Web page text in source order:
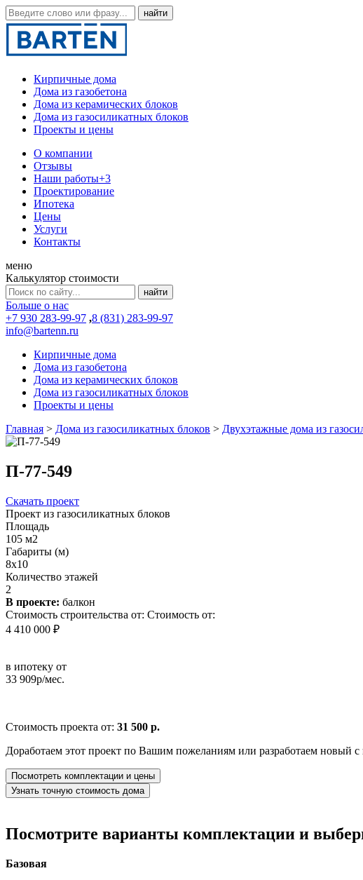
Кирпичные дома
Дома из газобетона
Дома из керамических блоков
Дома из газосиликатных блоков
Проекты и цены
О компании
Отзывы
Наши работы+3
Проектирование
Ипотека
Цены
Услуги
Контакты
меню
Калькулятор стоимости
Больше о нас
+7 930 283-99-97 ,8 (831) 283-99-97
info@bartenn.ru
Кирпичные дома
Дома из газобетона
Дома из керамических блоков
Дома из газосиликатных блоков
Проекты и цены
Главная > Дома из газосиликатных блоков > Двухэтажные дома из
П-77-549
Скачать проект
Проект из газосиликатных блоков
Площадь
105 м2
Габариты (м)
8х10
Количество этажей
2
В проекте: балкон
Стоимость строительства от: Стоимость от:
4 410 000 ₽
в ипотеку от
33 909р/мес.
Стоимость проекта от: 31 500 р.
Доработаем этот проект по Вашим пожеланиям или разработаем новый с
Посмотреть комплектации и цены
Узнать точную стоимость дома
Посмотрите варианты комплектации и
Базовая